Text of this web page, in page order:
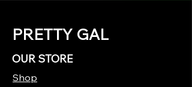
PRETTY GAL
OUR STORE
Shop